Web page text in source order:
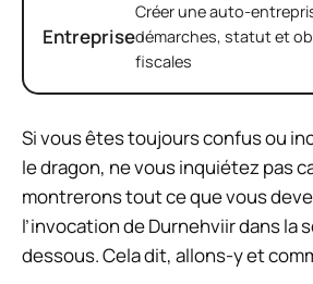
Entreprise
Créer une auto-
démarches, statut et
fiscales
Si vous êtes toujours confus ou
le dragon, ne vous inquiétez pas
montrerons tout ce que vous
l’invocation de Durnehviir dans la
dessous. Cela dit, allons-y et